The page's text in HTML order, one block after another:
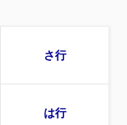
さ行
は行